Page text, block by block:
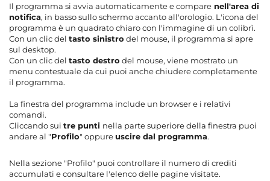
Il programma si avvia automaticamente e compare nell'area di
notifica, in basso sullo schermo accanto all'orologio. L'icona del
programma è un quadrato chiaro con l'immagine di un colibrì.
Con un clic del tasto sinistro del mouse, il programma si apre
sul desktop.
Con un clic del tasto destro del mouse, viene mostrato un
menu contestuale da cui puoi anche chiudere completamente
il programma.
La finestra del programma include un browser e i relativi
comandi.
Cliccando sui tre punti nella parte superiore della finestra puoi
andare al "Profilo" oppureuscire dal programma.
Nella sezione "Profilo" puoi controllare il numero di crediti
accumulati e consultare l'elenco delle pagine visitate.